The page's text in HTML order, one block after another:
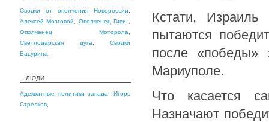
Сводки от ополчения Новороссии
Алексей Мозговой
Ополченец Гиви
Ополченец Моторола
Светлодарская дуга
Сводки
Басурина
ЛЮДИ
Адекватные политики запада ,Игорь
Стрелков
Кстати,
пытаются
после «победы»
Мариуполе.
Что касается
Назначают